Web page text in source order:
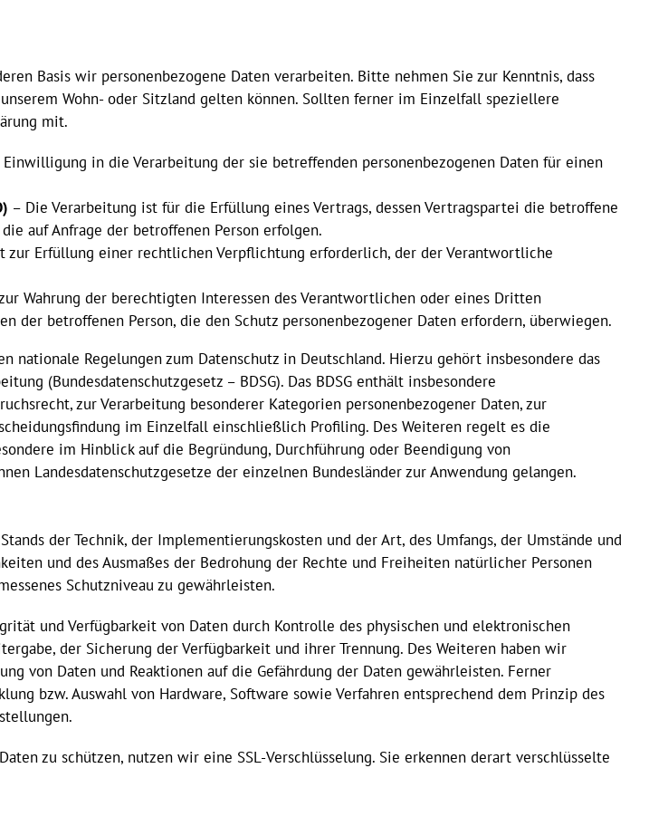
Basis wir personenbezogene Daten verarbeiten. Bitte nehmen Sie zur Kenntnis, dass
Wohn- oder Sitzland gelten können. Sollten ferner im Einzelfall speziellere
mit.
in die Verarbeitung der sie betreffenden personenbezogenen Daten für einen
– Die Verarbeitung ist für die Erfüllung eines Vertrags, dessen Vertragspartei die betroffene
auf Anfrage der betroffenen Person erfolgen.
zur Erfüllung einer rechtlichen Verpflichtung erforderlich, der der Verantwortliche
Wahrung der berechtigten Interessen des Verantwortlichen oder eines Dritten
betroffenen Person, die den Schutz personenbezogener Daten erfordern, überwiegen.
nationale Regelungen zum Datenschutz in Deutschland. Hierzu gehört insbesondere das
(Bundesdatenschutzgesetz – BDSG). Das BDSG enthält insbesondere
zur Verarbeitung besonderer Kategorien personenbezogener Daten, zur
im Einzelfall einschließlich Profiling. Des Weiteren regelt es die
im Hinblick auf die Begründung, Durchführung oder Beendigung von
Landesdatenschutzgesetze der einzelnen Bundesländer zur Anwendung gelangen.
der Technik, der Implementierungskosten und der Art, des Umfangs, der Umstände und
und des Ausmaßes der Bedrohung der Rechte und Freiheiten natürlicher Personen
Schutzniveau zu gewährleisten.
und Verfügbarkeit von Daten durch Kontrolle des physischen und elektronischen
der Sicherung der Verfügbarkeit und ihrer Trennung. Des Weiteren haben wir
von Daten und Reaktionen auf die Gefährdung der Daten gewährleisten. Ferner
bzw. Auswahl von Hardware, Software sowie Verfahren entsprechend dem Prinzip des
zu schützen, nutzen wir eine SSL-Verschlüsselung. Sie erkennen derart verschlüsselte